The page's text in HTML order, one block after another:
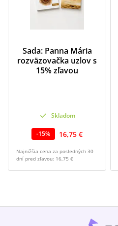
Sada: Panna Mária
rozväzovačka uzlov s
15% zľavou
Skladom
-15% 16,75 €
Najnižšia cena za posledných 30
dní pred zľavou: 16,75 €